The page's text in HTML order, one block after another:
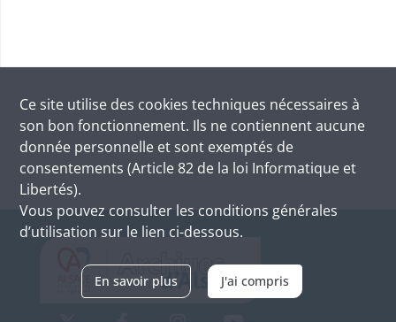
Ce site utilise des cookies techniques nécessaires à
son bon fonctionnement. Ils ne contiennent aucune
donnée personnelle et sont exemptés de
consentements (Article 82 de la loi Informatique et
Libertés).
Vous pouvez consulter les conditions générales
d’utilisation sur le lien ci-dessous.
En savoir plus J'ai compris